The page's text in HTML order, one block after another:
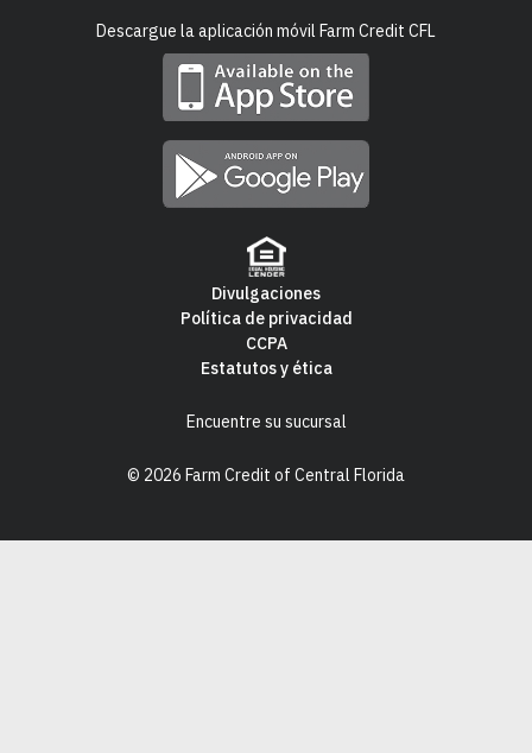
LinksDescargue la aplicación móvil Farm Credit CFL
© 2026 Farm Credit of Central Florida
Encuentre su sucursal
Navigation
Divulgaciones
Política de privacidad
CCPA
Estatutos y ética